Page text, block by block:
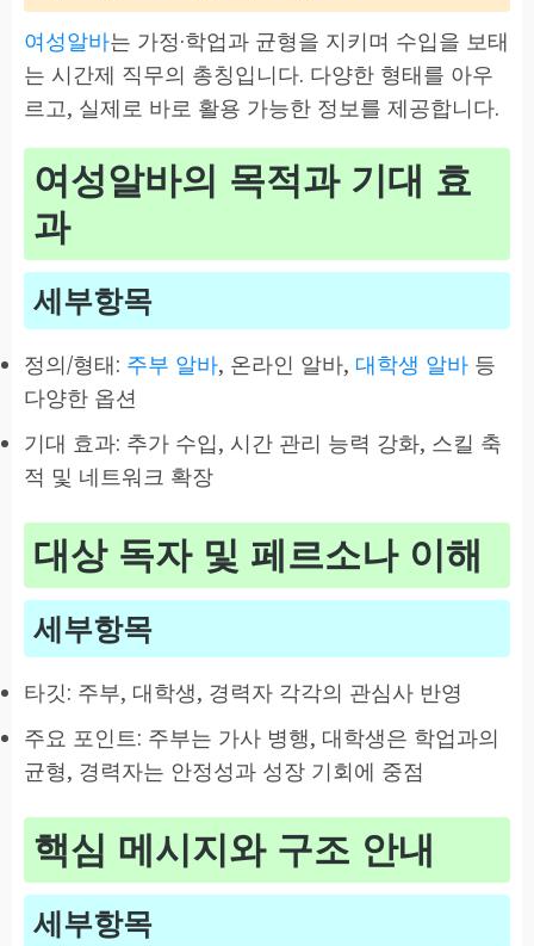
여성알바는 가정·학업과 균형을 지키며 수입을 보태
는 시간제 직무의 총칭입니다. 다양한 형태를 아우
르고, 실제로 바로 활용 가능한 정보를 제공합니다.
여성알바의 목적과 기대 효
과
세부항목
정의/형태: 주부 알바, 온라인 알바, 대학생 알바 등
다양한 옵션
기대 효과: 추가 수입, 시간 관리 능력 강화, 스킬 축
적 및 네트워크 확장
대상 독자 및 페르소나 이해
세부항목
타깃: 주부, 대학생, 경력자 각각의 관심사 반영
주요 포인트: 주부는 가사 병행, 대학생은 학업과의
균형, 경력자는 안정성과 성장 기회에 중점
핵심 메시지와 구조 안내
세부항목